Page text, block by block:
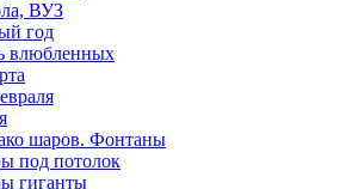
ВУЗ
год
влюбленных
шаров. Фонтаны
под потолок
гиганты